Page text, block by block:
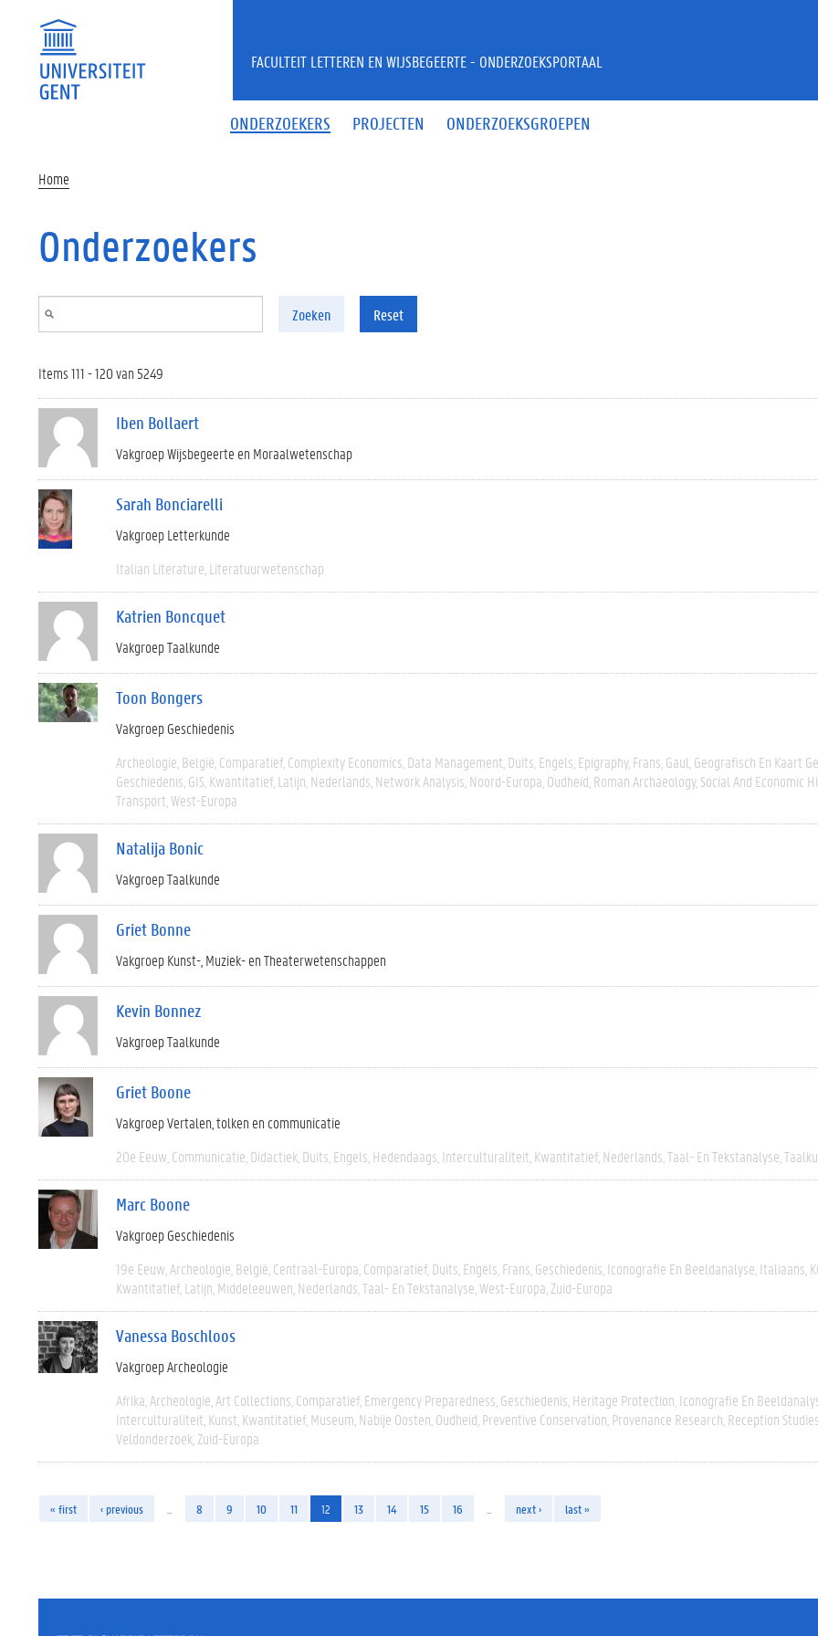
ONDERZOEKERS PROJECTEN ONDERZOEKSGROEPEN
FACULTEIT LETTEREN EN WIJSBEGEERTE - ONDERZOEKSPORTAAL
Home
Onderzoekers
Zoeken Reset
Items 111 - 120 van 5249
Iben Bollaert
Vakgroep Wijsbegeerte en Moraalwetenschap
Sarah Bonciarelli
Vakgroep Letterkunde
Italian Literature Literatuurwetenschap
Katrien Boncquet
Vakgroep Taalkunde
Toon Bongers
Vakgroep Geschiedenis
Archeologie België Comparatief Complexity Economics Data Management Duits Engels Epigraphy Frans Gaul Geografisch En Kaart
Geschiedenis GIS Kwantitatief Latijn Nederlands Network Analysis Noord-Europa Oudheid Roman Archaeology Social And Economic
Transport West-Europa
Natalija Bonic
Vakgroep Taalkunde
Griet Bonne
Vakgroep Kunst-, Muziek- en Theaterwetenschappen
Kevin Bonnez
Vakgroep Taalkunde
Griet Boone
Vakgroep Vertalen, tolken en communicatie
20e Eeuw Communicatie Didactiek Duits Engels Hedendaags Interculturaliteit Kwantitatief Nederlands Taal- En Tekstanalyse
Marc Boone
Vakgroep Geschiedenis
19e Eeuw Archeologie België Centraal-Europa Comparatief Duits Engels Frans Geschiedenis Iconografie En Beeldanalyse Italiaans
Kwantitatief Latijn Middeleeuwen Nederlands Taal- En Tekstanalyse West-Europa Zuid-Europa
Vanessa Boschloos
Vakgroep Archeologie
Afrika Archeologie Art Collections Comparatief Emergency Preparedness Geschiedenis Heritage Protection Iconografie En
Interculturaliteit Kunst Kwantitatief Museum Nabije Oosten Oudheid Preventive Conservation Provenance Research Reception
Veldonderzoek Zuid-Europa
« first ‹ previous 8 9 10 11 12 13 14 15 16 next › last »